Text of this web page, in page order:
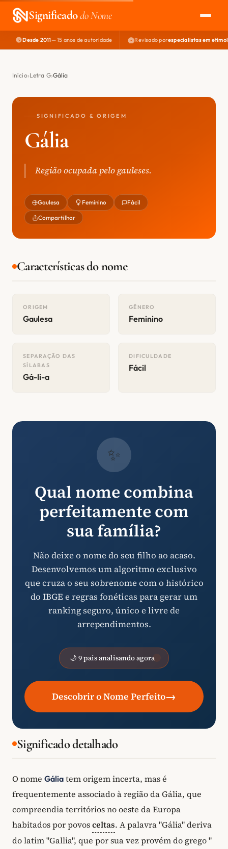
Significadodo Nome
EXPLORAR
NOME PERFEITO
Desde 2011— 15 anos de autoridade Revisado porespecialistas em
Início Letra G Gália
SIGNIFICADO & ORIGEM
Gália
Região ocupada pelo gauleses.
Gaulesa Feminino Fácil
Compartilhar
Características do nome
ORIGEM
Gaulesa
GÊNERO
Feminino
SEPARAÇÃO DAS
SÍLABAS
Gá-li-a
DIFICULDADE
Fácil
✨
Qual nome combina
perfeitamente com
sua família?
Não deixe o nome do seu filho ao acaso.
Desenvolvemos um algoritmo exclusivo
que cruza o seu sobrenome com o histórico
do IBGE e regras fonéticas para gerar um
ranking seguro, único e livre de
arrependimentos.
🌙 9 pais analisando agora
Descobrir o Nome Perfeito→
Significado detalhado
O nome Gália tem origem incerta, mas é
frequentemente associado à região da Gália, que
compreendia territórios no oeste da Europa
habitados por povosceltas. A palavra "Gália" deriva
do latim "Gallia", que por sua vez provém do grego "